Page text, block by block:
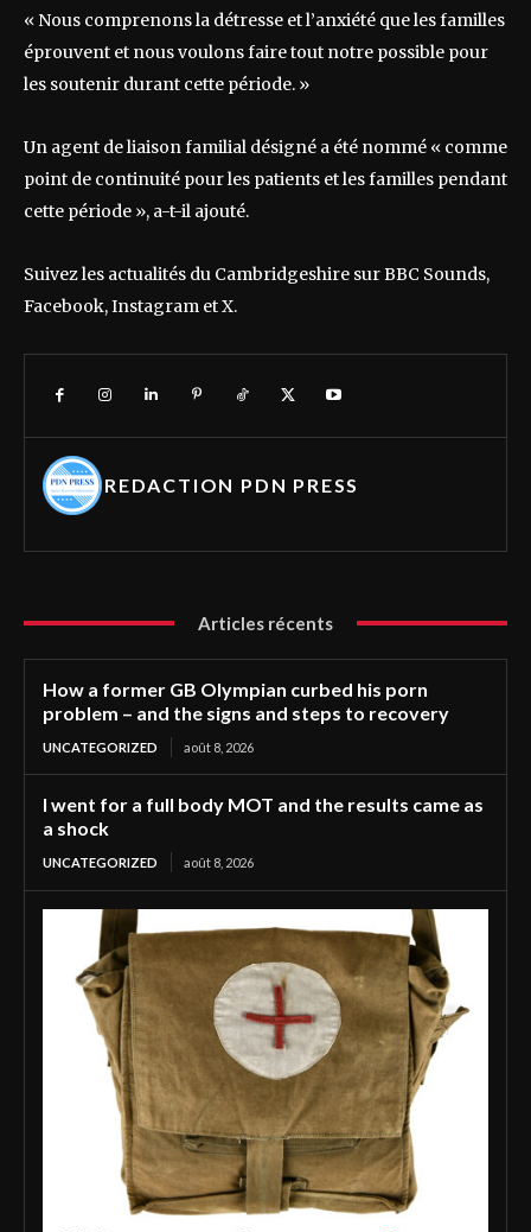
« Nous comprenons la détresse et l’anxiété que les familles
éprouvent et nous voulons faire tout notre possible pour
les soutenir durant cette période. »
Un agent de liaison familial désigné a été nommé « comme
point de continuité pour les patients et les familles pendant
cette période », a-t-il ajouté.
Suivez les actualités du Cambridgeshire sur BBC Sounds,
Facebook, Instagram et X.
REDACTION PDN PRESS
Articles récents
How a former GB Olympian curbed his porn
problem – and the signs and steps to recovery
UNCATEGORIZED août 8, 2026
I went for a full body MOT and the results came as
a shock
UNCATEGORIZED août 8, 2026